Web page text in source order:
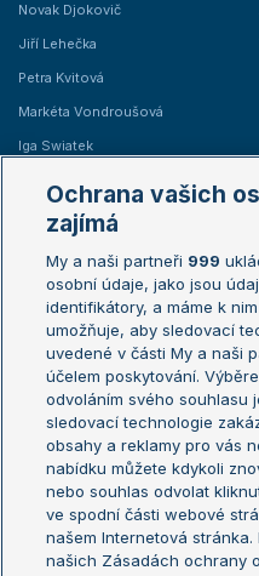
Novak Djokovič
Jiří Lehečka
Petra Kvitová
Markéta Vondroušová
Iga Swiatek
Žebříčky
Žebříček ATP (muži)
Žebříček WTA (ženy)
Sázkařský žebříček
Aktualní trendy
Fotbalové přestupy
Livesport Daily
Ochrana vašich
zajímá
My a naši partneři 999
osobní údaje, jako jsou
identifikátory, a máme k
umožňuje, aby sledovací
uvedené v části My a naši
účelem poskytování.
odvoláním svého souhlasu
sledovací technologie
obsahy a reklamy pro vás
nabídku můžete kdykoli
nebo souhlas odvolat
ve spodní části webové
našem Internetová
našich Zásadách ochrany